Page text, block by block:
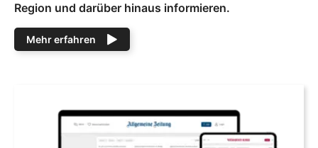
Region und darüber hinaus informieren.
Mehr erfahren